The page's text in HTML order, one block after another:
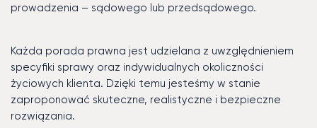
prowadzenia – sądowego lub przedsądowego.
Każda porada prawna jest udzielana z uwzględnieniem
specyfiki sprawy oraz indywidualnych okoliczności
życiowych klienta. Dzięki temu jesteśmy w stanie
zaproponować skuteczne, realistyczne i bezpieczne
rozwiązania.